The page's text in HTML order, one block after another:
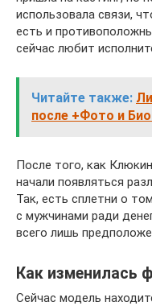
использовала связи,
есть и
сейчас любит
Читайте также:
после +Фото и
После того, как
начали появляться
Так, есть сплетни о
с мужчинами ради
всего лишь
Как изменилась
Сейчас модель